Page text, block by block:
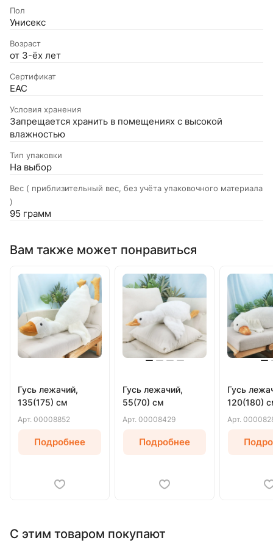
Пол
Унисекс
Возраст
от 3-ёх лет
Сертификат
EAC
Условия хранения
Запрещается хранить в помещениях с высокой
влажностью
Тип упаковки
На выбор
Вес ( приблизительный вес, без учёта упаковочного материала
)
95 грамм
Вам также может понравиться
Гусь лежачий,
135(175) см
Арт. 00008852
Подробнее
Гусь лежачий,
55(70) см
Арт. 00008429
Подробнее
Гусь
120(180)
Арт.
С этим товаром покупают